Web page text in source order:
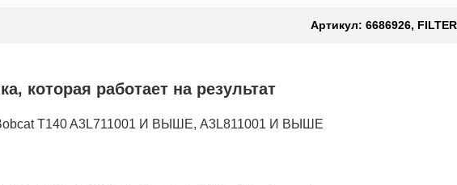
Артикул: 6686926,
работает на результат
T140 A3L711001 И ВЫШЕ, A3L811001 И ВЫШЕ